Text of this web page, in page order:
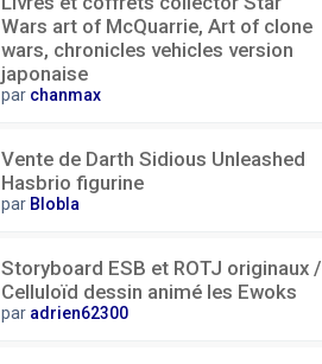
Wars art of McQuarrie, Art of clone
wars, chronicles vehicles version
japonaise
par chanmax
Vente de Darth Sidious Unleashed
Hasbrio figurine
par Blobla
Storyboard ESB et ROTJ originaux /
Celluloïd dessin animé les Ewoks
par adrien62300